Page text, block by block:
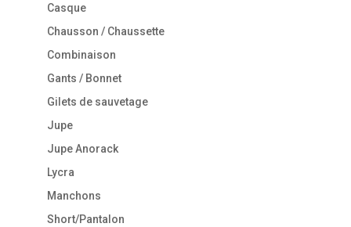
Casque
Chausson / Chaussette
Combinaison
Gants / Bonnet
Gilets de sauvetage
Jupe
Jupe Anorack
Lycra
Manchons
Short/Pantalon